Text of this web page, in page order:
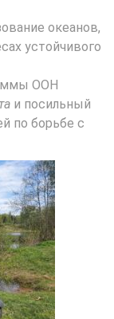
океанов,
устойчивого
ООН
и посильный
по борьбе с